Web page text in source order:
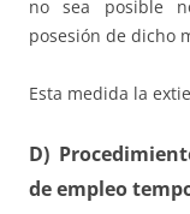
no sea posible
posesión de dicho
Esta medida la
D)
de empleo